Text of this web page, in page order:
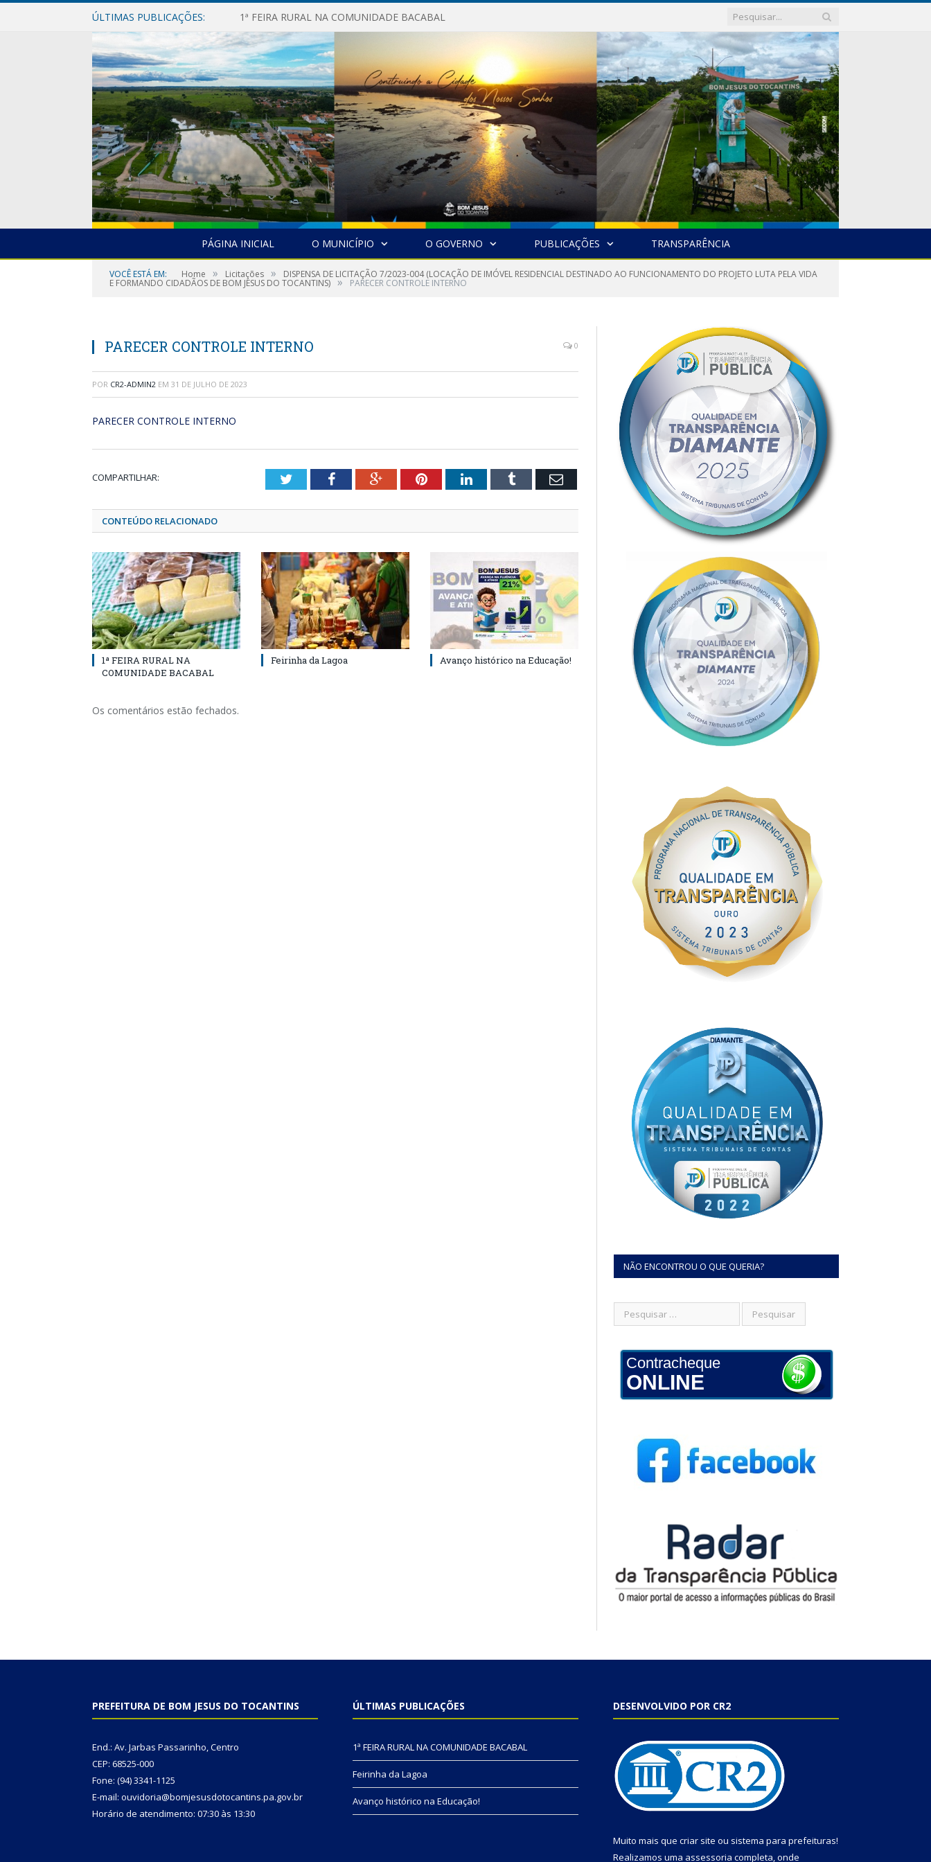
ÚLTIMAS PUBLICAÇÕES: 1ª FEIRA RURAL NA COMUNIDADE BACABAL
PÁGINA INICIAL O MUNICÍPIO O GOVERNO PUBLICAÇÕES TRANSPARÊNCIA
VOCÊ ESTÁ EM: Home » Licitações » DISPENSA DE LICITAÇÃO 7/2023-004 (LOCAÇÃO DE IMÓVEL RESIDENCIAL DESTINADO AO FUNCIONAMENTO DO PROJETO LUTA PELA VIDA
E FORMANDO CIDADÃOS DE BOM JESUS DO TOCANTINS) » PARECER CONTROLE INTERNO
PARECER CONTROLE INTERNO 0
POR CR2-ADMIN2 EM 31 DE JULHO DE 2023
PARECER CONTROLE INTERNO
COMPARTILHAR: TwitterFacebookGoogle+PinterestLinkedInTumblr Email
CONTEÚDO RELACIONADO
1ª FEIRA RURAL NA
COMUNIDADE BACABAL
Feirinha da Lagoa Avanço histórico na Educação!
Os comentários estão fechados.
NÃO ENCONTROU O QUE QUERIA?
Contracheque
ONLINE
PREFEITURA DE BOM JESUS DO TOCANTINS
End.: Av. Jarbas Passarinho, Centro
CEP: 68525-000
Fone: (94) 3341-1125
E-mail: ouvidoria@bomjesusdotocantins.pa.gov.br
Horário de atendimento: 07:30 às 13:30
ÚLTIMAS PUBLICAÇÕES
1ª FEIRA RURAL NA COMUNIDADE BACABAL
Feirinha da Lagoa
Avanço histórico na Educação!
DESENVOLVIDO POR CR2
Muito mais que criar site ou sistema para prefeituras!
Realizamos uma assessoria completa, onde